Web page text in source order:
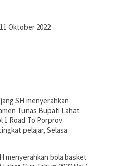
Oktober 2022
SH menyerahkan
Tunas Bupati Lahat
1 Road To Porprov
pelajar, Selasa
menyerahkan bola basket